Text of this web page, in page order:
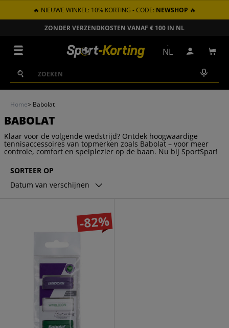
GA NAAR INHOUD
🔥 NIEUWE WINKEL: 10% KORTING - CODE: NEWSHOP 🔥
ZONDER VERZENDKOSTEN VANAF € 100 IN NL
Zoeken
Zoeken
NL Inloggen
Home> Babolat
BABOLAT
Klaar voor de volgende wedstrijd? Ontdek hoogwaardige
tennisaccessoires van topmerken zoals Babolat – voor meer
controle, comfort en spelplezier op de baan. Nu bij SportSpar!
SORTEER OP
Datum van verschijnen
-82%